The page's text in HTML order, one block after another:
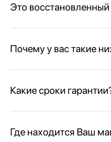
Это
Почему у вас такие
Какие сроки
Где находится Ваш